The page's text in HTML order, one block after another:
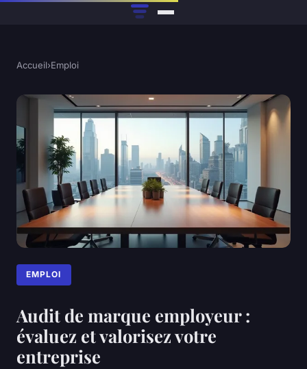
Accueil›Emploi
EMPLOI
Audit de marque employeur :
évaluez et valorisez votre
entreprise